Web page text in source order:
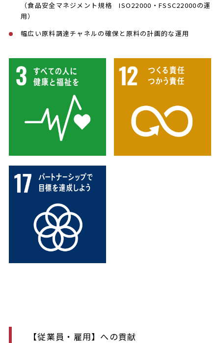
（食品安全マネジメント規格 ISO22000・FSSC22000の運
用）
幅広い原料調達チャネルの確保と原料の計画的な運用
【従業員・雇用】への貢献